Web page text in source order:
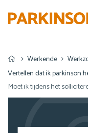
Werkende
Vertellen dat ik parkinson